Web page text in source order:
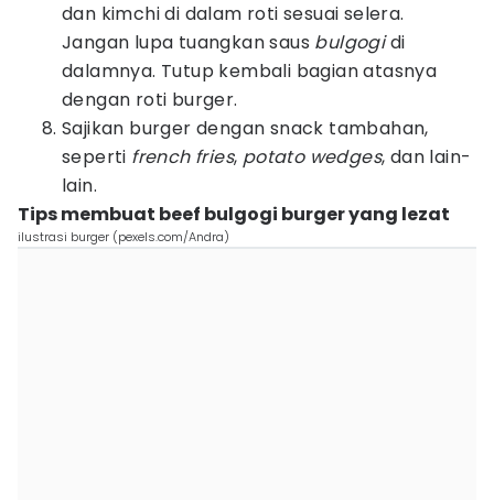
dan kimchi di dalam roti sesuai selera.
Jangan lupa tuangkan saus bulgogidi
dalamnya. Tutup kembali bagian atasnya
dengan roti burger.
Sajikan burger dengan snack tambahan,
seperti french fries, potato wedges, dan lain-
lain.
Tips membuat beef bulgogi burger yang lezat
ilustrasi burger (pexels.com/Andra)